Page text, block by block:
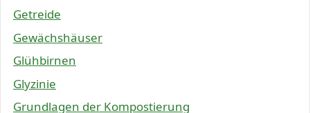
Getreide
Gewächshäuser
Glühbirnen
Glyzinie
Grundlagen der Kompostierung